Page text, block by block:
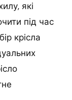
які
під час
крісла